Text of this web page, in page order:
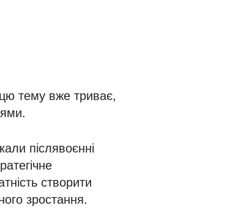
тему вже триває,
післявоєнні
створити
зростання.